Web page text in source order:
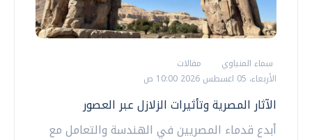
سماء المنياوي
مقالات
الأربعاء، 05 اغسطس 2026 10:00 ص
الآثار المصرية وتأثيرات الزلازل عبر العصور
أبدع قدماء المصريين في الهندسة والتعامل مع